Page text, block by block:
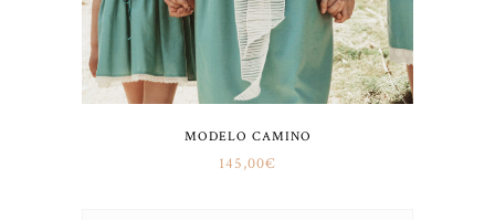
MODELO CAMINO
145,00€